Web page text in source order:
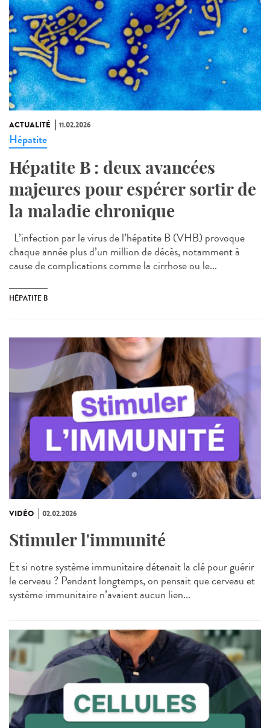
ACTUALITÉ 11.02.2026
Hépatite
Hépatite B : deux avancées
majeures pour espérer sortir de
la maladie chronique
L’infection par le virus de l’hépatite B (VHB) provoque
chaque année plus d’un million de décès, notamment à
cause de complications comme la cirrhose ou le...
HÉPATITE B
VIDÉO 02.02.2026
Stimuler l'immunité
Et si notre système immunitaire détenait la clé pour guérir
le cerveau ? Pendant longtemps, on pensait que cerveau et
système immunitaire n’avaient aucun lien...